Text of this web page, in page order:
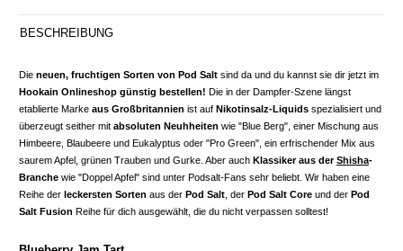
BESCHREIBUNG
Die neuen, fruchtigen Sorten von Pod Salt sind da und du kannst sie dir jetzt im
Hookain Onlineshop günstig bestellen! Die in der Dampfer-Szene längst
etablierte Marke aus Großbritannien ist auf Nikotinsalz-Liquids spezialisiert und
überzeugt seither mit absoluten Neuhheiten wie "Blue Berg", einer Mischung aus
Himbeere, Blaubeere und Eukalyptus oder "Pro Green", ein erfrischender Mix aus
saurem Apfel, grünen Trauben und Gurke. Aber auch Klassiker aus derShisha-
Branche wie "Doppel Apfel" sind unter Podsalt-Fans sehr beliebt. Wir haben eine
Reihe der leckersten Sorten aus der Pod Salt , der Pod Salt Core und der Pod
Salt Fusion Reihe für dich ausgewählt, die du nicht verpassen solltest!